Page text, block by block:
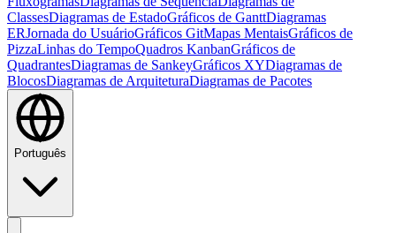
ClassesDiagramas de EstadoGráficos de GanttDiagramas
ERJornada do UsuárioGráficos GitMapas MentaisGráficos de
PizzaLinhas do TempoQuadros KanbanGráficos de
QuadrantesDiagramas de SankeyGráficos XYDiagramas de
BlocosDiagramas de ArquiteturaDiagramas de Pacotes
Português